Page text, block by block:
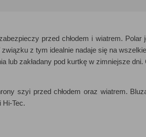
przed chłodem i wiatrem. Polar
z tym idealnie nadaje się na
lub zakładany pod kurtkę w zimniejsze dni.
szyi przed chłodem oraz wiatrem.
Tec.